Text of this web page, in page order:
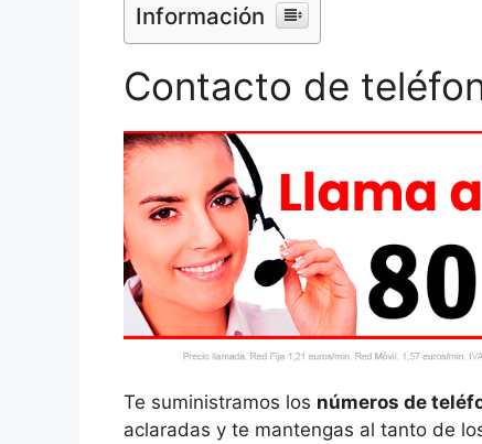
Información
Contacto de
Te suministramos los números de
aclaradas y te mantengas al tanto de